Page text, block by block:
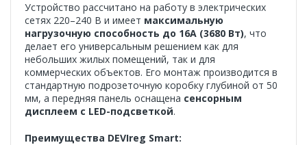
Устройство рассчитано на работу в электрических
сетях 220–240 В и имеет максимальную
нагрузочную способность до 16А (3680 Вт), что
делает его универсальным решением как для
небольших жилых помещений, так и для
коммерческих объектов. Его монтаж производится в
стандартную подрозеточную коробку глубиной от 50
мм, а передняя панель оснащена сенсорным
дисплеем с LED-подсветкой.
Преимущества DEVIreg Smart: